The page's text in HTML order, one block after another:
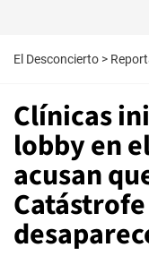
El Desconcierto >
Clínicas
lobby en
acusan